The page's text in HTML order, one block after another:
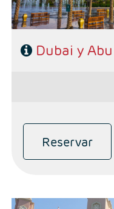
Dubai y
Reservar